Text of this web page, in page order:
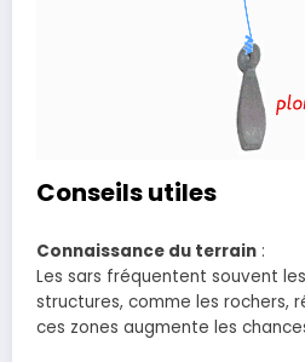
Conseils utiles
Connaissance du terrain :
Les sars fréquentent souvent
structures, comme les rochers,
ces zones augmente les